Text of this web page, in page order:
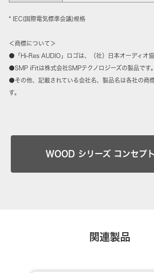
* IEC(国際電気標準会議)規格
＜商標について＞
●「Hi-Res AUDIO」ロゴは、（社）日本オーディオ協
●SMP iFitは株式会社SMPテクノロジーズの製品です。
●その他、記載されている会社名、製品名は各社の商
す。
WOOD シリーズ コンセプ
関連製品